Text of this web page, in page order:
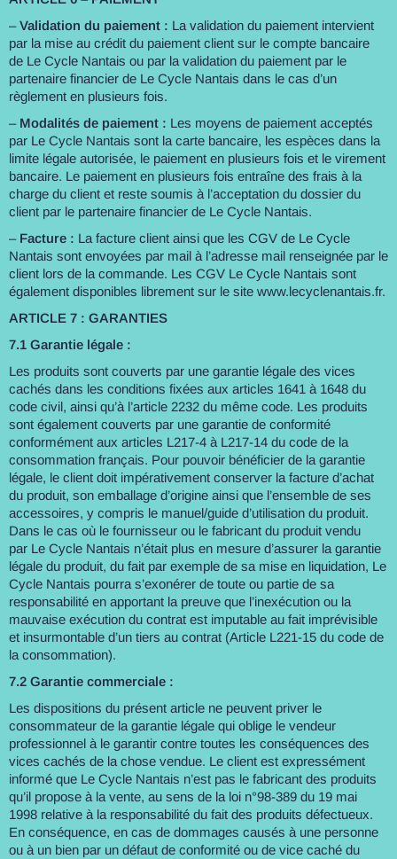
–Validation du paiement : La validation du paiement intervient
par la mise au crédit du paiement client sur le compte bancaire
de Le Cycle Nantais ou par la validation du paiement par le
partenaire financier de Le Cycle Nantais dans le cas d’un
règlement en plusieurs fois.
– Modalités de paiement : Les moyens de paiement acceptés
par Le Cycle Nantais sont la carte bancaire, les espèces dans la
limite légale autorisée, le paiement en plusieurs fois et le virement
bancaire. Le paiement en plusieurs fois entraîne des frais à la
charge du client et reste soumis à l’acceptation du dossier du
client par le partenaire financier de Le Cycle Nantais.
– Facture : La facture client ainsi que les CGV de Le Cycle
Nantais sont envoyées par mail à l’adresse mail renseignée par le
client lors de la commande. Les CGV Le Cycle Nantais sont
également disponibles librement sur le site www.lecyclenantais.fr.
ARTICLE 7 : GARANTIES
7.1 Garantie légale :
Les produits sont couverts par une garantie légale des vices
cachés dans les conditions fixées aux articles 1641 à 1648 du
code civil, ainsi qu’à l’article 2232 du même code. Les produits
sont également couverts par une garantie de conformité
conformément aux articles L217-4 à L217-14 du code de la
consommation français. Pour pouvoir bénéficier de la garantie
légale, le client doit impérativement conserver la facture d’achat
du produit, son emballage d’origine ainsi que l’ensemble de ses
accessoires, y compris le manuel/guide d’utilisation du produit.
Dans le cas où le fournisseur ou le fabricant du produit vendu
par Le Cycle Nantais n’était plus en mesure d’assurer la garantie
légale du produit, du fait par exemple de sa mise en liquidation, Le
Cycle Nantais pourra s’exonérer de toute ou partie de sa
responsabilité en apportant la preuve que l’inexécution ou la
mauvaise exécution du contrat est imputable au fait imprévisible
et insurmontable d’un tiers au contrat (Article L221-15 du code de
la consommation).
7.2 Garantie commerciale :
Les dispositions du présent article ne peuvent priver le
consommateur de la garantie légale qui oblige le vendeur
professionnel à le garantir contre toutes les conséquences des
vices cachés de la chose vendue. Le client est expressément
informé que Le Cycle Nantais n’est pas le fabricant des produits
qu’il propose à la vente, au sens de la loi n°98-389 du 19 mai
1998 relative à la responsabilité du fait des produits défectueux.
En conséquence, en cas de dommages causés à une personne
ou à un bien par un défaut de conformité ou de vice caché du